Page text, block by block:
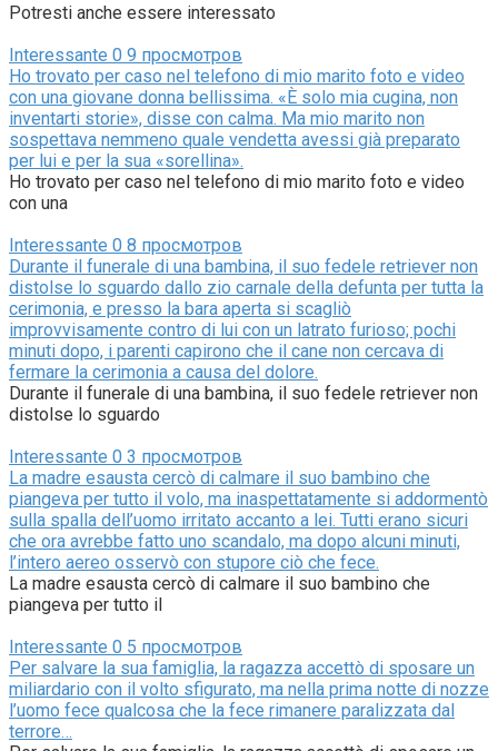
Potresti anche essere interessato
Interessante 0 9 просмотров
Ho trovato per caso nel telefono di mio marito foto e video
con una giovane donna bellissima. «È solo mia cugina, non
inventarti storie», disse con calma. Ma mio marito non
sospettava nemmeno quale vendetta avessi già preparato
per lui e per la sua «sorellina».
Ho trovato per caso nel telefono di mio marito foto e video
con una
Interessante 0 8 просмотров
Durante il funerale di una bambina, il suo fedele retriever non
distolse lo sguardo dallo zio carnale della defunta per tutta la
cerimonia, e presso la bara aperta si scagliò
improvvisamente contro di lui con un latrato furioso; pochi
minuti dopo, i parenti capirono che il cane non cercava di
fermare la cerimonia a causa del dolore.
Durante il funerale di una bambina, il suo fedele retriever non
distolse lo sguardo
Interessante 0 3 просмотров
La madre esausta cercò di calmare il suo bambino che
piangeva per tutto il volo, ma inaspettatamente si addormentò
sulla spalla dell’uomo irritato accanto a lei. Tutti erano sicuri
che ora avrebbe fatto uno scandalo, ma dopo alcuni minuti,
l’intero aereo osservò con stupore ciò che fece.
La madre esausta cercò di calmare il suo bambino che
piangeva per tutto il
Interessante 0 5 просмотров
Per salvare la sua famiglia, la ragazza accettò di sposare un
miliardario con il volto sfigurato, ma nella prima notte di nozze
l’uomo fece qualcosa che la fece rimanere paralizzata dal
terrore…